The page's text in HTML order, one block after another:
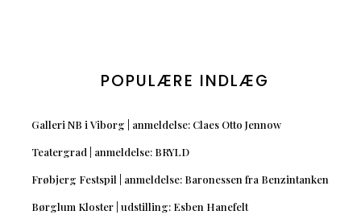
POPULÆRE INDLÆG
Galleri NB i Viborg | anmeldelse: Claes Otto Jennow
Teatergrad | anmeldelse: BRYLD
Frøbjerg Festspil | anmeldelse: Baronessen fra Benzintanken
Børglum Kloster | udstilling: Esben Hanefelt